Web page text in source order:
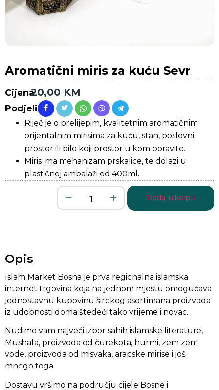
Aromatični miris za kuću Sevr
Cijena20,00 KM
Podjeli
Riječ je o prelijepim, kvalitetnim aromatičnim
orijentalnim mirisima za kuću, stan, poslovni
prostor ili bilo koji prostor u kom boravite.
Miris ima mehanizam prskalice, te dolazi u
plastičnoj ambalaži od 400ml.
Dodaj u korpu
Opis
Islam Market Bosna je prva regionalna islamska
internet trgovina koja na jednom mjestu omogućava
jednostavnu kupovinu širokog asortimana proizvoda
iz udobnosti doma štedeći tako vrijeme i novac.
Nudimo vam najveći izbor sahih islamske literature,
Mushafa, proizvoda od čurekota, hurmi, zem zem
vode, proizvoda od misvaka, arapske mirise i još
mnogo toga.
Dostavu vršimo na području cijele Bosne i